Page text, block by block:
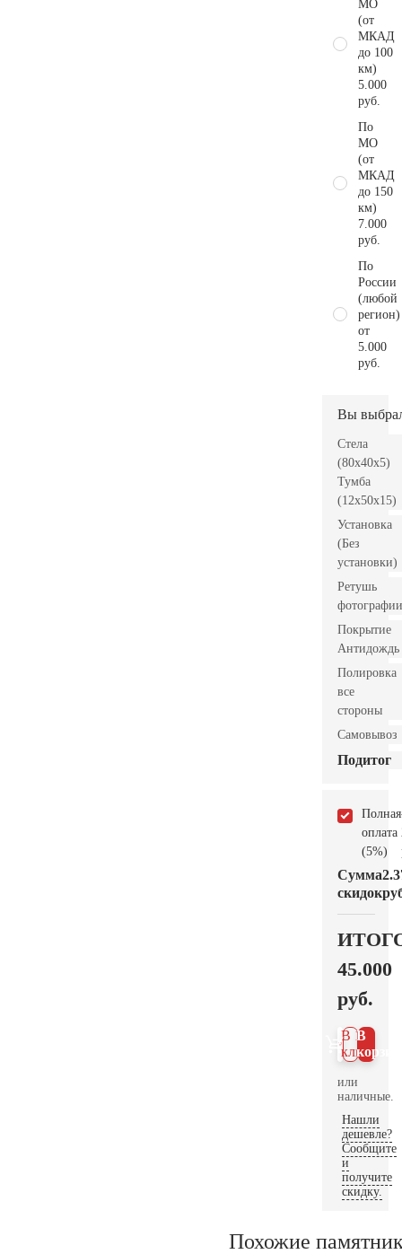
МО
(от
МКАД
до 100
км)
5.000
руб.
По
МО
(от
МКАД
до 150
км)
7.000
руб.
По
России
(любой
регион)
от
5.000
руб.
Вы
Стела
(80x40x5)
Тумба
(12x50x15)
Установка
(Без
установки)
Ретушь
фотографии
Покрытие
Антидождь
Полировка
все
стороны
Самовывоз
Подитог
Полная
оплата
(5%)
Сумма
скидок
45.000
руб.
В
В 1
клик
или
наличные.
Нашли
дешевле?
Сообщите
и
получите
скидку.
Похожие